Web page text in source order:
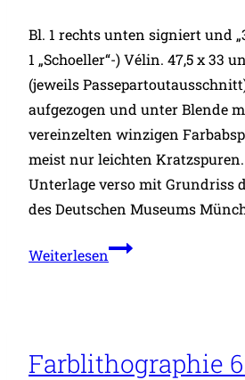
Bl. 1 rechts unten signiert und
1 „Schoeller“-) Vélin. 47,5 x 33
(jeweils
aufgezogen und unter Blende
vereinzelten winzigen
meist nur leichten Kratzspuren.
Unterlage verso mit Grundriss
des Deutschen Museums
WeiterlesenAuf
Adler
Farblithographie